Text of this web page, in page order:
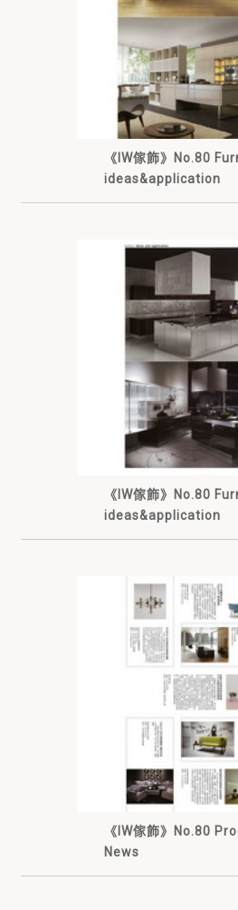
《IW傢飾》No.80
ideas&application
《IW傢飾》No.80
ideas&application
《IW傢飾》No.80
News